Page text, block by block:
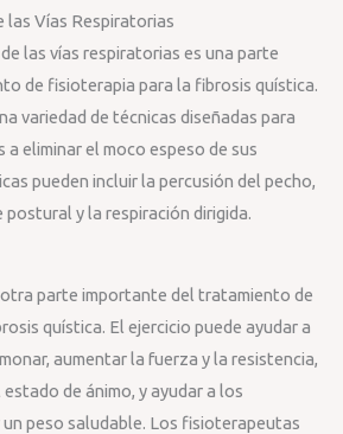
las Vías Respiratorias
las vías respiratorias es una parte
de fisioterapia para la fibrosis quística.
variedad de técnicas diseñadas para
a eliminar el moco espeso de sus
pueden incluir la percusión del pecho,
postural y la respiración dirigida.
parte importante del tratamiento de
quística. El ejercicio puede ayudar a
aumentar la fuerza y la resistencia,
de ánimo, y ayudar a los
peso saludable. Los fisioterapeutas